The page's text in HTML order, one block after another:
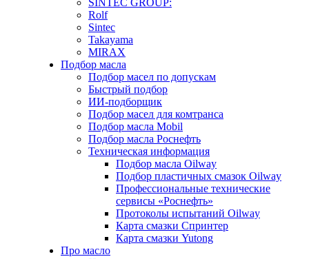
SINTEC GROUP:
Rolf
Sintec
Takayama
MIRAX
Подбор масла
Подбор масел по допускам
Быстрый подбор
ИИ-подборщик
Подбор масел для комтранса
Подбор масла Mobil
Подбор масла Роснефть
Техническая информация
Подбор масла Oilway
Подбор пластичных смазок Oilway
Профессиональные технические
сервисы «Роснефть»
Протоколы испытаний Oilway
Карта смазки Спринтер
Карта смазки Yutong
Про масло